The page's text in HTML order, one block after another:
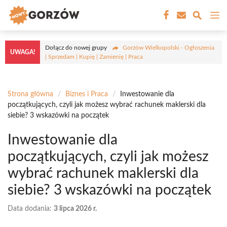
Przejdź
treści
UWAGA!
Dołącz do nowej grupy
Gorzów Wielkopolski - Ogłoszenia
| Sprzedam | Kupię | Zamienię | Praca
Strona główna / Biznes i Praca /
Inwestowanie dla
początkujących, czyli jak możesz wybrać rachunek maklerski dla
siebie? 3 wskazówki na początek
Inwestowanie dla
początkujących, czyli jak możesz
wybrać rachunek maklerski dla
siebie? 3 wskazówki na początek
Data dodania: 3 lipca 2026 r.